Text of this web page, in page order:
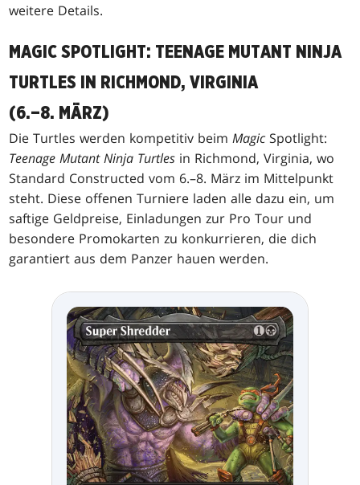
weitere Details.
MAGIC SPOTLIGHT: TEENAGE MUTANT NINJA
TURTLES IN RICHMOND, VIRGINIA
(6.–8. MÄRZ)
Die Turtles werden kompetitiv beimMagic Spotlight:
Teenage Mutant Ninja Turtles in Richmond, Virginia, wo
Standard Constructed vom 6.–8. März im Mittelpunkt
steht. Diese offenen Turniere laden alle dazu ein, um
saftige Geldpreise, Einladungen zur Pro Tour und
besondere Promokarten zu konkurrieren, die dich
garantiert aus dem Panzer hauen werden.